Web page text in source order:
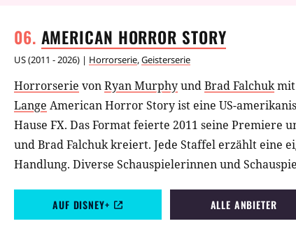
AMERICAN HORROR STORY
US(2011 - 2026) | Horrorserie,Geisterserie
Horrorserie vonRyan MurphyundBrad Falchukmit
Lange American Horror Story ist eine US-
Hause FX. Das Format feierte 2011 seine Premiere
und Brad Falchuk kreiert. Jede Staffel erzählt eine
Handlung. Diverse Schauspielerinnen und
des Grauens auftauchen.
AUF DISNEY+ ALLE ANBIETER